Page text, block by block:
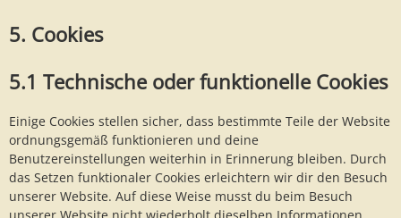
5. Cookies
5.1 Technische oder funktionelle Cookies
Einige Cookies stellen sicher, dass bestimmte Teile der Website
ordnungsgemäß funktionieren und deine
Benutzereinstellungen weiterhin in Erinnerung bleiben. Durch
das Setzen funktionaler Cookies erleichtern wir dir den Besuch
unserer Website. Auf diese Weise musst du beim Besuch